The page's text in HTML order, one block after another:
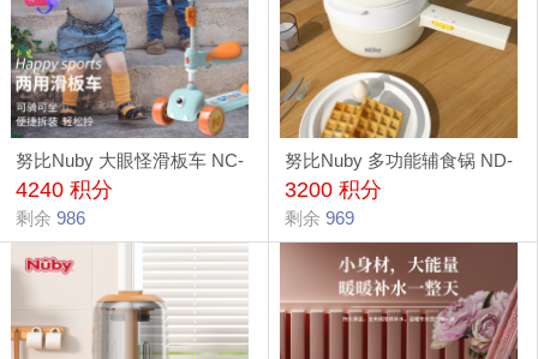
努比Nuby 大眼怪滑板车 NC-
01
4240 积分
剩余 986
努比Nuby 多功能辅食锅 ND-
30
3200 积分
剩余 969